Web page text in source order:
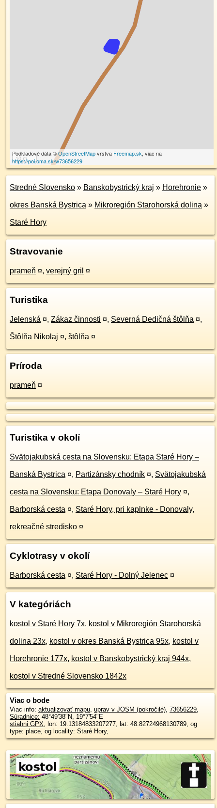
10 m
Podkladové dáta ©OpenStreetMapvrstva Freemap.sk, viac na
https://poi.oma.sk/w73656229
Stredné Slovensko » Banskobystrický kraj » Horehronie »
okres Banská Bystrica » Mikroregión Starohorská dolina »
Staré Hory
Stravovanie
prameň ¤, verejný gril ¤
Turistika
Jelenská ¤, Zákaz činnosti ¤, Severná Dedičná štôlňa ¤,
Štôlňa Nikolaj ¤, štôlňa ¤
Príroda
prameň ¤
Turistika v okolí
Svätojakubská cesta na Slovensku: Etapa Staré Hory –
Banská Bystrica ¤, Partizánsky chodník ¤, Svätojakubská
cesta na Slovensku: Etapa Donovaly – Staré Hory ¤,
Barborská cesta ¤, Staré Hory, pri kaplnke - Donovaly,
rekreačné stredisko ¤
Cyklotrasy v okolí
Barborská cesta ¤, Staré Hory - Dolný Jelenec ¤
V kategóriách
kostol v Staré Hory 7x, kostol v Mikroregión Starohorská
dolina 23x, kostol v okres Banská Bystrica 95x, kostol v
Horehronie 177x, kostol v Banskobystrický kraj 944x,
kostol v Stredné Slovensko 1842x
Viac o bode
Viac info: aktualizovať mapu, uprav v JOSM (pokročilé), 73656229,
Súradnice: 48°49'38"N, 19°7'54"E
stiahni GPX, lon: 19.13184833207277, lat: 48.82724968130789, og
type: place, og locality: Staré Hory,